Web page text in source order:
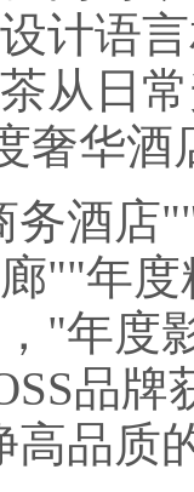
计语
从日
奢华酒
务酒店
""年
"年度
品
高品质